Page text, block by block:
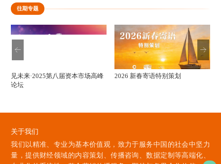
往期专题
见未来·2025第八届资本市场高峰
论坛
2026 新春寄语特别策划
关于我们
我们以精准、专业为基本价值观，致力于服务中国的社会中坚力
量，提供财经领域的内容策划、传播咨询、数据定制等高端化、